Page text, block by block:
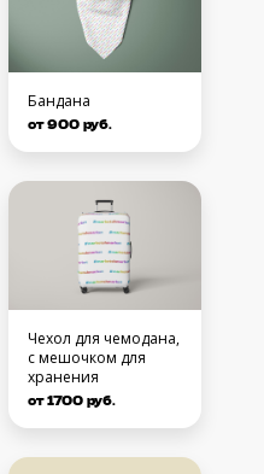
Бандана
от 900 руб.
Чехол для чемодана,
с мешочком для
хранения
от 1700 руб.